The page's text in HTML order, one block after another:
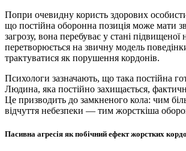
Попри очевидну користь здорових
що постійна оборонна позиція може мати
загрозу, вона перебуває у стані
перетворюється на звичну модель
трактуватися як порушення кордонів.
Психологи зазначають, що така постійна
Людина, яка постійно захищається,
Це призводить до замкненого кола: чим
відчуття небезпеки — тим жорсткіша
Пасивна агресія як побічний ефект жорстких